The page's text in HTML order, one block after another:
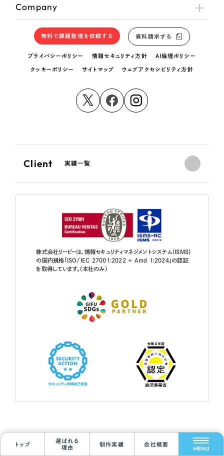
Scroll Down
トップ
選ばれる
理由
制作実績 会社概要
MENU
Company
無料で課題整理を依頼する 資料請求する
プライバシーポリシー 情報セキュリティ方針 AI倫理ポリシー
クッキーポリシー サイトマップ ウェブアクセシビリティ方針
Client 実績一覧
株式会社リーピーは、情報セキュリティマネジメントシステム（ISMS）
の国内規格「ISO/IEC 27001:2022 + Amd 1:2024」の認証
を取得しています。（本社のみ）
社会貢献活動のご紹介